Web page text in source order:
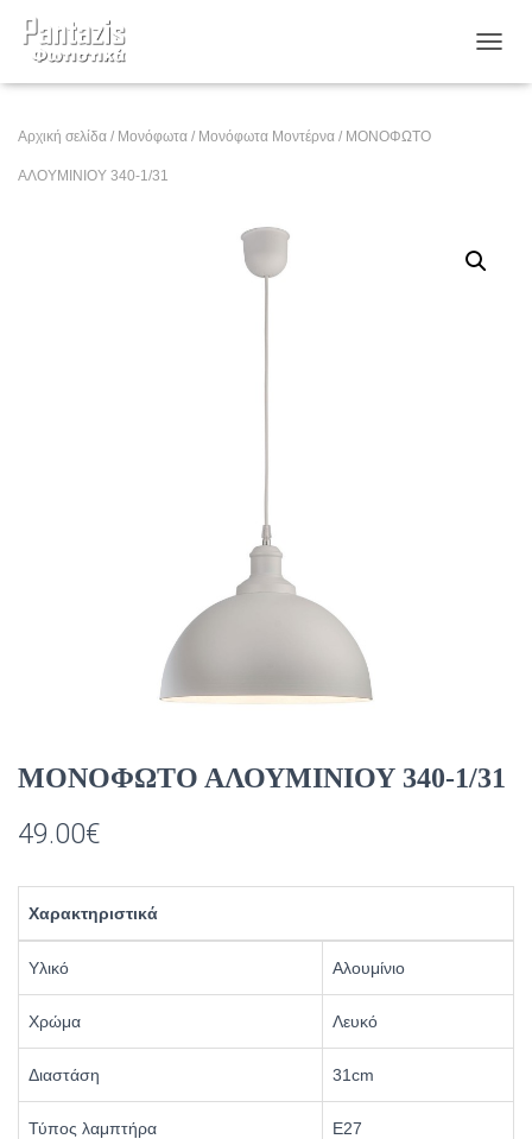
Αρχική σελίδα / Μονόφωτα / Μονόφωτα Μοντέρνα / ΜΟΝΟΦΩΤΟ
ΑΛΟΥΜΙΝΙΟΥ 340-1/31
ΜΟΝΟΦΩΤΟ ΑΛΟΥΜΙΝΙΟΥ 340-1/31
49.00€
Χαρακτηριστικά
Υλικό Αλουμίνιο
Χρώμα Λευκό
Διαστάση 31cm
Τύπος λαμπτήρα Ε27